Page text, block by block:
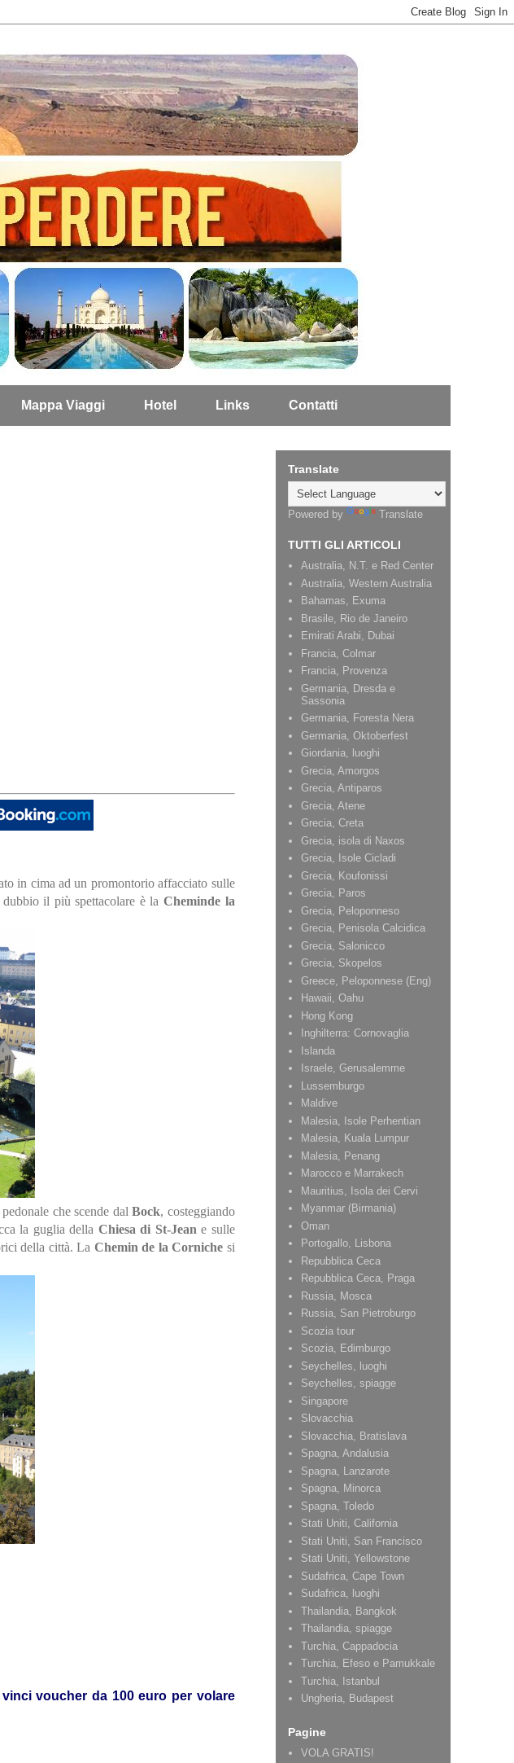
Mappa Viaggi Hotel Links Contatti
in cima ad un promontorio affacciato sulle
il più spettacolare è la Cheminde la
che scende dalBock, costeggiando
la guglia della Chiesa di St-Jean e sulle
della città. La Chemin de la Corniche si
voucher da 100 euro per volare
Translate
Powered by Translate
TUTTI GLI ARTICOLI
Australia, N.T. e Red Center
Australia, Western Australia
Bahamas, Exuma
Brasile, Rio de Janeiro
Emirati Arabi, Dubai
Francia, Colmar
Francia, Provenza
Germania, Dresda e
Sassonia
Germania, Foresta Nera
Germania, Oktoberfest
Giordania, luoghi
Grecia, Amorgos
Grecia, Antiparos
Grecia, Atene
Grecia, Creta
Grecia, isola di Naxos
Grecia, Isole Cicladi
Grecia, Koufonissi
Grecia, Paros
Grecia, Peloponneso
Grecia, Penisola Calcidica
Grecia, Salonicco
Grecia, Skopelos
Greece, Peloponnese (Eng)
Hawaii, Oahu
Hong Kong
Inghilterra: Cornovaglia
Islanda
Israele, Gerusalemme
Lussemburgo
Maldive
Malesia, Isole Perhentian
Malesia, Kuala Lumpur
Malesia, Penang
Marocco e Marrakech
Mauritius, Isola dei Cervi
Myanmar (Birmania)
Oman
Portogallo, Lisbona
Repubblica Ceca
Repubblica Ceca, Praga
Russia, Mosca
Russia, San Pietroburgo
Scozia tour
Scozia, Edimburgo
Seychelles, luoghi
Seychelles, spiagge
Singapore
Slovacchia
Slovacchia, Bratislava
Spagna, Andalusia
Spagna, Lanzarote
Spagna, Minorca
Spagna, Toledo
Stati Uniti, California
Stati Uniti, San Francisco
Stati Uniti, Yellowstone
Sudafrica, Cape Town
Sudafrica, luoghi
Thailandia, Bangkok
Thailandia, spiagge
Turchia, Cappadocia
Turchia, Efeso e Pamukkale
Turchia, Istanbul
Ungheria, Budapest
Pagine
VOLA GRATIS!